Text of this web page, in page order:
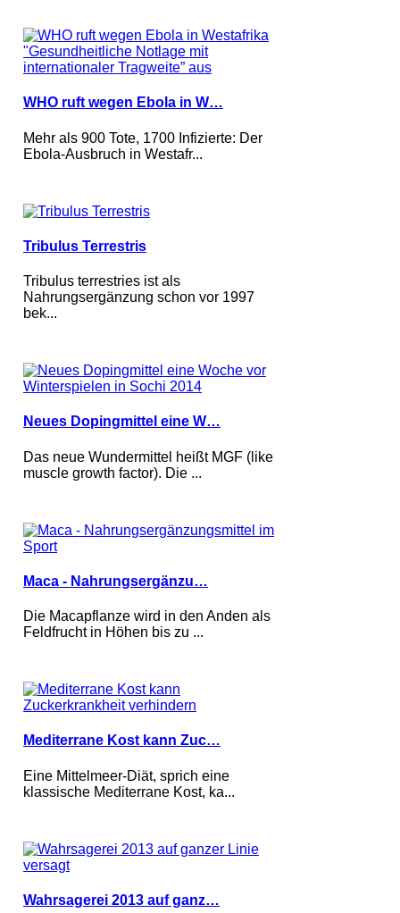
WHO ruft wegen Ebola in W…
Mehr als 900 Tote, 1700 Infizierte: Der
Ebola-Ausbruch in Westafr...
Tribulus Terrestris
Tribulus terrestries ist als
Nahrungsergänzung schon vor 1997
bek...
Neues Dopingmittel eine W…
Das neue Wundermittel heißt MGF (like
muscle growth factor). Die ...
Maca - Nahrungsergänzu…
Die Macapflanze wird in den Anden als
Feldfrucht in Höhen bis zu ...
Mediterrane Kost kann Zuc…
Eine Mittelmeer-Diät, sprich eine
klassische Mediterrane Kost, ka...
Wahrsagerei 2013 auf ganz…